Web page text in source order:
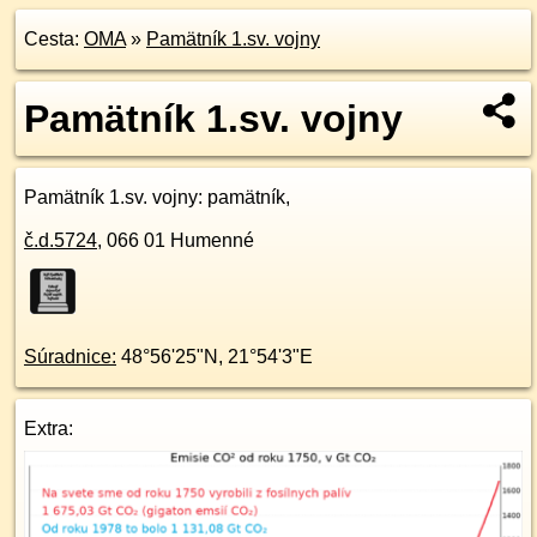
Cesta: OMA» Pamätník 1.sv. vojny
Pamätník 1.sv. vojny
Pamätník 1.sv. vojny: pamätník,
č.d.5724, 066 01 Humenné
Súradnice: 48°56'25"N , 21°54'3"E
Extra: